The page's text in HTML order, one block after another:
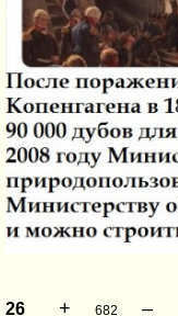
26 + 682 –